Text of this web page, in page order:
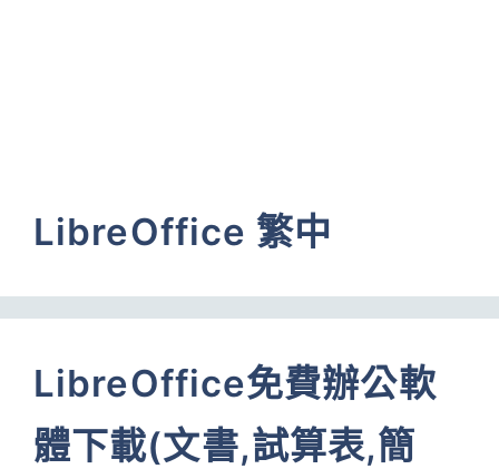
LibreOffice 繁中
LibreOffice免費辦公軟
體下載(文書,試算表,簡